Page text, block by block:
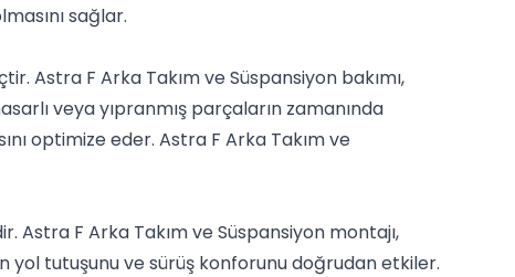
sağlar.
Astra F Arka Takım ve Süspansiyon bakımı,
veya yıpranmış parçaların zamanında
optimize eder. Astra F Arka Takım ve
Astra F Arka Takım ve Süspansiyon montajı,
yol tutuşunu ve sürüş konforunu doğrudan etkiler.